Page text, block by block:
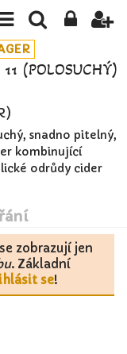
11 (POLOSUCHÝ)
snadno pitelný,
kombinující
odrůdy cider
zobrazují jen
. Základní
se!